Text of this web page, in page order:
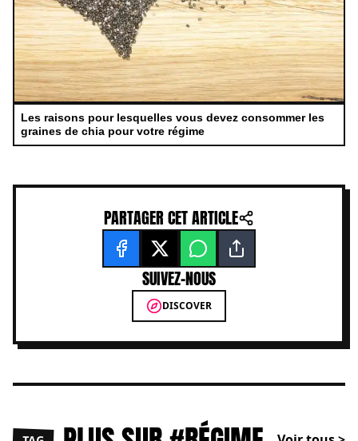
Les raisons pour lesquelles vous devez consommer les
graines de chia pour votre régime
PARTAGER CET ARTICLE
SUIVEZ-NOUS
DISCOVER